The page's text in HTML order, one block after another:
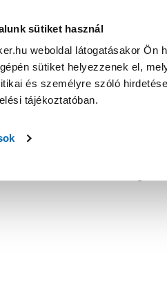
sütiket használ
weboldal látogatásakor Ön
sütiket helyezzenek el,
és személyre szóló
tájékoztatóban.